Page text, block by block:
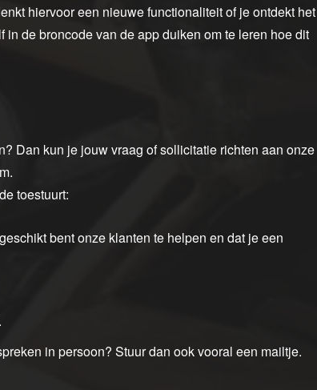
hiervoor een nieuwe functionaliteit of je ontdekt het
de broncode van de app duiken om te leren hoe dit
Dan kun je jouw vraag of sollicitatie richten aan onze
toestuurt:
bent onze klanten te helpen en dat je een
in persoon? Stuur dan ook vooral een mailtje.